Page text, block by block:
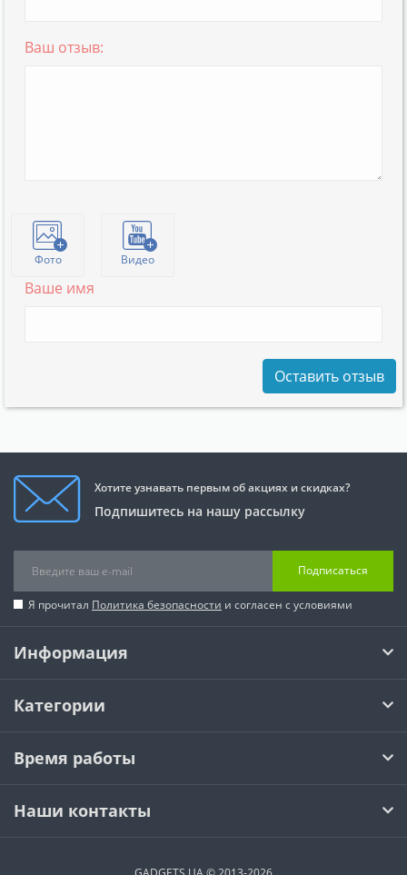
Ваш отзыв:
Фото Видео
Ваше имя
Оставить отзыв
Хотите узнавать первым об акциях и скидках?
Подпишитесь на нашу рассылку
Подписаться
Я прочитал Политика безопасности и согласен с условиями
Информация
Категории
Время работы
Наши контакты